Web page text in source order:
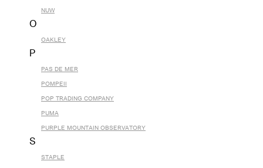
NUW
O
OAKLEY
P
PAS DE MER
POMPEII
POP TRADING COMPANY
PUMA
PURPLE MOUNTAIN OBSERVATORY
S
STAPLE